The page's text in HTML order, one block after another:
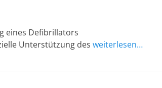
eines Defibrillators
Unterstützung des weiterlesen…